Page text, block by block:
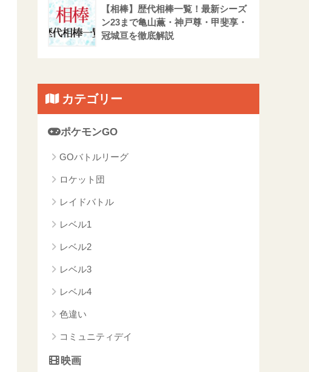
【相棒】歴代相棒一覧！最新シーズ
ン23まで亀山薫・神戸尊・甲斐享・
冠城亘を徹底解説
カテゴリー
ポケモンGO
GOバトルリーグ
ロケット団
レイドバトル
レベル1
レベル2
レベル3
レベル4
色違い
コミュニティデイ
映画